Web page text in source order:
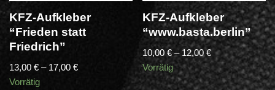
KFZ-Aufkleber
“Frieden statt
Friedrich”
13,00 € – 17,00 €
Vorrätig
KFZ-Aufkleber
“www.basta.berlin”
10,00€ – 12,00€
Vorrätig